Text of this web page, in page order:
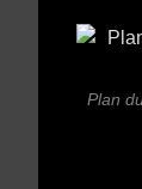
Plan